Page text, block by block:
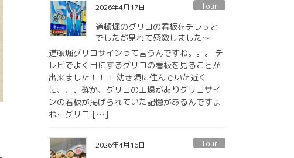
2026年4月17日 Tour
道頓堀のグリコの看板をチラッと
でしたが見れて感激しました〜
道頓堀グリコサインって言うんですね。。。 テ
レビでよく目にするグリコの看板を見ることが
出来ました！！！ 幼き頃に住んでいた近く
に、、、確か、グリコの工場がありグリコサイ
ンの看板が掲げられていた記憶があるんですよ
ね⋯グリコ […]
2026年4月16日 Tour